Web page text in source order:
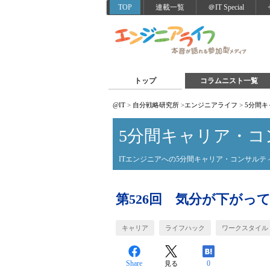
TOP 連載一覧 ＠IT Special
トップ コラムニスト一覧
@IT > 自分戦略研究所 >エンジニアライフ > 5分間キ
5分間キャリア・
ITエンジニアへの5分間キャリア・コンサルテ
第526回 気分が下がっ
キャリア ライフハック ワークスタイル
Share 見る 0